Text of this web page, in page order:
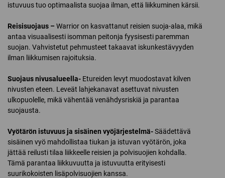
istuvuus tuo optimaalista suojaa ilman, että liikkuminen kärsii.
Reisisuojaus – Warrior on kasvattanut reisien suoja-alaa, mikä
antaa visuaalisesti isomman peitonja fyysisesti paremman
suojan. Vahvistetut pehmusteet takaavat iskunkestävyyden
ilman liikkumisen rajoituksia.
Suojaus nivusalueella- Etureiden levyt muodostavat kilven
nivusten eteen. Leveät lahjekanavat asettuvat nivusten
ulkopuolelle, mikä vähentää venähdysriskiä ja parantaa
suojausta.
Vyötärön istuvuus ja sisäinen vyöjärjestelmä-Säädettävä
sisäinen vyö mahdollistaa tiukan ja istuvan vyötärön, joka
jättää reilusti tilaa liikkeelle reisien ja polvisuojien kohdalla.
Tämä parantaa liikkuvuutta ja istuvuutta erityisesti
suurikokoisten lisäpolvisuojien kanssa.